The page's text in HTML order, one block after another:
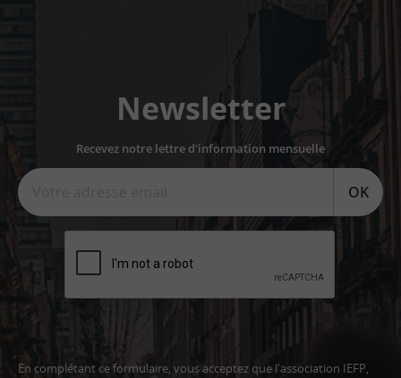
Newsletter
Recevez notre lettre d'information mensuelle
OK
En complétant ce formulaire, vous acceptez que l'association IEFP,